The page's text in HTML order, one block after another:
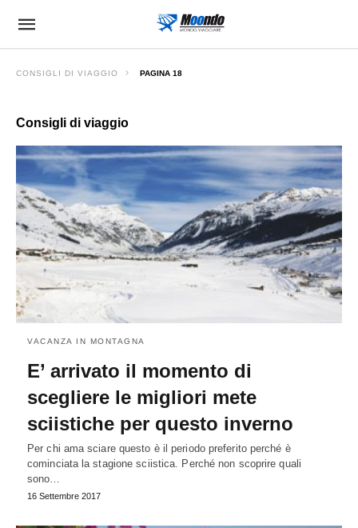
CONSIGLI DI VIAGGIO PAGINA 18
Consigli di viaggio
VACANZA IN MONTAGNA
E’ arrivato il momento di
scegliere le migliori mete
sciistiche per questo inverno
Per chi ama sciare questo è il periodo preferito perché è
cominciata la stagione sciistica. Perché non scoprire quali
sono…
16 Settembre 2017